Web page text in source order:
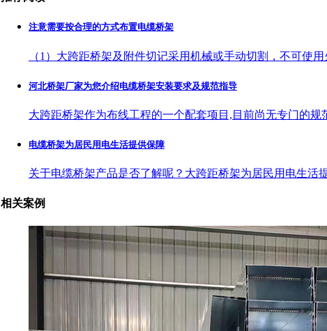
注意需要按合理的方式布置电缆桥架
（1）大跨距桥架及附件切记采用机械或手动切割，不可使
河北桥架厂家为您介绍电缆桥架安装要求及规范指导
大跨距桥架作为布线工程的一个配套项目,目前尚无专门的
电缆桥架为居民用电生活提供保障
关于电缆桥架产品是否了解呢？大跨距桥架为居民用电生活
相关案例